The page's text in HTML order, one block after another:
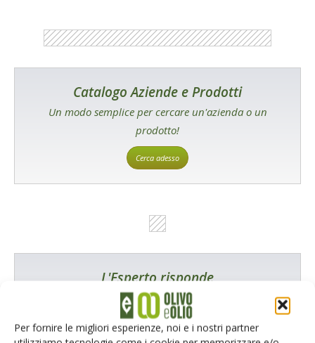
Per fornire le migliori esperienze, noi e i nostri partner
Catalogo Aziende e Prodotti
Un modo semplice per cercare un'azienda o un
prodotto!
Cerca adesso
L'Esperto risponde
I consigli di Terra e Vita agli agricoltori
Cerca adesso